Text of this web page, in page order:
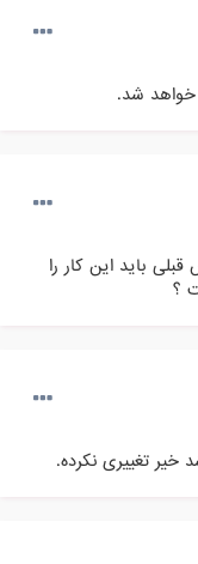
شد.
باید این کار را
؟
تغییری نکرده.